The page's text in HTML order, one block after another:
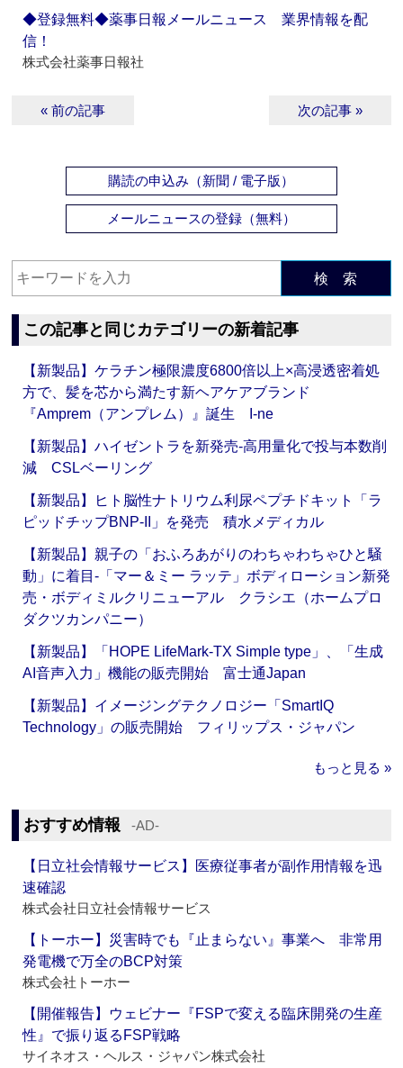
◆登録無料◆薬事日報メールニュース 業界情報を配
信！
株式会社薬事日報社
« 前の記事 次の記事 »
購読の申込み（新聞 / 電子版）
メールニュースの登録（無料）
検 索
この記事と同じカテゴリーの新着記事
【新製品】ケラチン極限濃度6800倍以上×高浸透密着処
方で、髪を芯から満たす新ヘアケアブランド
『Amprem（アンプレム）』誕生 I-ne
【新製品】ハイゼントラを新発売‐高用量化で投与本数削
減 CSLベーリング
【新製品】ヒト脳性ナトリウム利尿ペプチドキット「ラ
ピッドチップBNP-II」を発売 積水メディカル
【新製品】親子の「おふろあがりのわちゃわちゃひと騒
動」に着目‐「マー＆ミー ラッテ」ボディローション新発
売・ボディミルクリニューアル クラシエ（ホームプロ
ダクツカンパニー）
【新製品】「HOPE LifeMark-TX Simple type」、「生成
AI音声入力」機能の販売開始 富士通Japan
【新製品】イメージングテクノロジー「SmartIQ
Technology」の販売開始 フィリップス・ジャパン
もっと見る »
おすすめ情報 ‐AD‐
【日立社会情報サービス】医療従事者が副作用情報を迅
速確認
株式会社日立社会情報サービス
【トーホー】災害時でも『止まらない』事業へ 非常用
発電機で万全のBCP対策
株式会社トーホー
【開催報告】ウェビナー『FSPで変える臨床開発の生産
性』で振り返るFSP戦略
サイネオス・ヘルス・ジャパン株式会社